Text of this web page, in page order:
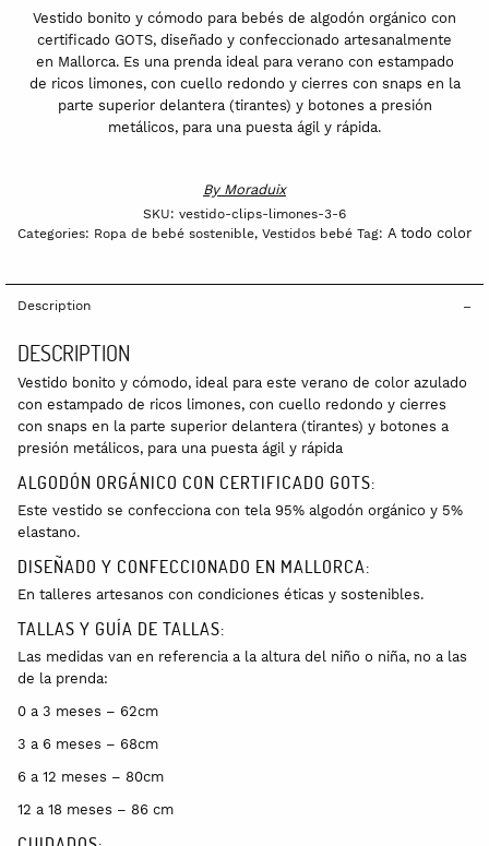
Limones
quantity
Vestido bonito y cómodo para bebés de algodón orgánico con
certificado GOTS, diseñado y confeccionado artesanalmente
en Mallorca. Es una prenda ideal para verano con estampado
de ricos limones, con cuello redondo y cierres con snaps en la
parte superior delantera (tirantes) y botones a presión
metálicos, para una puesta ágil y rápida.
By Moraduix
SKU: vestido-clips-limones-3-6
Categories: Ropa de bebé sostenible, Vestidos bebé Tag: A todo color
Description
DESCRIPTION
Vestido bonito y cómodo, ideal para este verano de color azulado
con estampado de ricos limones, con cuello redondo y cierres
con snaps en la parte superior delantera (tirantes) y botones a
presión metálicos, para una puesta ágil y rápida
ALGODÓN ORGÁNICO CON CERTIFICADO GOTS:
Este vestido se confecciona con tela 95% algodón orgánico y 5%
elastano.
DISEÑADO Y CONFECCIONADO EN MALLORCA:
En talleres artesanos con condiciones éticas y sostenibles.
TALLAS Y GUÍA DE TALLAS:
Las medidas van en referencia a la altura del niño o niña, no a las
de la prenda:
0 a 3 meses – 62cm
3 a 6 meses – 68cm
6 a 12 meses – 80cm
12 a 18 meses – 86 cm